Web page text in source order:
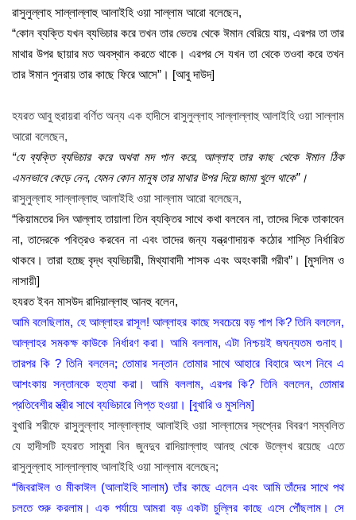
রাসুলুল্লাহ সাল্লাল্লাহু আলাইহি ওয়া সাল্লাম আরো বলেছেন,
“কোন ব্যক্তি যখন ব্যভিচার করে তখন তার ভেতর থেকে ঈমান বেরিয়ে যায়, এরপর তা তার
মাথার উপর ছায়ার মত অবস্থান করতে থাকে। এরপর সে যখন তা থেকে তওবা করে তখন
তার ঈমান পুনরায় তার কাছে ফিরে আসে”। [আবু দাউদ]
হযরত আবু হুরায়রা বর্ণিত অন্য এক হাদীসে রাসুলুল্লাহ সাল্লাল্লাহু আলাইহি ওয়া সাল্লাম
আরো বলেছেন,
“যে ব্যক্তি ব্যভিচার করে অথবা মদ পান করে, আল্লাহ তার কাছ থেকে ঈমান ঠিক
এমনভাবে কেড়ে নেন, যেমন কোন মানুষ তার মাথার উপর দিয়ে জামা খুলে থাকে”।
রাসুলুল্লাহ সাল্লাল্লাহু আলাইহি ওয়া সাল্লাম আরো বলেছেন,
“কিয়ামতের দিন আল্লাহ তায়ালা তিন ব্যক্তির সাথে কথা বলবেন না, তাদের দিকে তাকাবেন
না, তাদেরকে পবিত্রও করবেন না এবং তাদের জন্য যন্ত্রণাদায়ক কঠোর শাস্তি নির্ধারিত
থাকবে। তারা হচ্ছে বৃদ্ধ ব্যভিচারী, মিথ্যাবাদী শাসক এবং অহংকারী গরীব”। [মুসলিম ও
নাসায়ী]
হযরত ইবন মাসউদ রাদিয়াল্লাহু আনহু বলেন,
আমি বলেছিলাম, হে আল্লাহর রাসূল! আল্লাহর কাছে সবচেয়ে বড় পাপ কি? তিনি বললেন,
আল্লাহর সমকক্ষ কাউকে নির্ধারণ করা। আমি বললাম, এটা নিশ্চয়ই জঘন্যতম গুনাহ।
তারপর কি ? তিনি বললেন; তোমার সন্তান তোমার সাথে আহারে বিহারে অংশ নিবে এ
আশংকায় সন্তানকে হত্যা করা। আমি বললাম, এরপর কি? তিনি বললেন, তোমার
প্রতিবেশীর স্ত্রীর সাথে ব্যভিচারে লিপ্ত হওয়া। [বুখারি ও মুসলিম]
বুখারি শরীফে রাসুলুল্লাহ সাল্লাল্লাহু আলাইহি ওয়া সাল্লামের স্বপ্নের বিবরণ সম্বলিত
যে হাদীসটি হযরত সামুরা বিন জুনদুব রাদিয়াল্লাহু আনহু থেকে উল্লেখ রয়েছে এতে
রাসুলুল্লাহ সাল্লাল্লাহু আলাইহি ওয়া সাল্লাম বলেছেন;
“জিবরাঈল ও মীকাঈল (আলাইহি সালাম) তাঁর কাছে এলেন এবং আমি তাঁদের সাথে পথ
চলতে শুরু করলাম। এক পর্যায়ে আমরা বড় একটা চুল্লির কাছে এসে পৌঁছলাম। সে